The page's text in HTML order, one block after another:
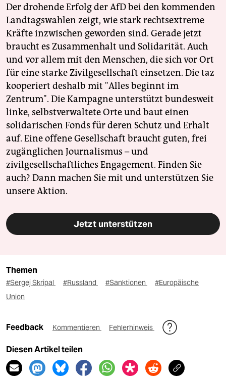
Der drohende Erfolg der AfD bei den kommenden
Landtagswahlen zeigt, wie stark rechtsextreme
Kräfte inzwischen geworden sind. Gerade jetzt
braucht es Zusammenhalt und Solidarität. Auch
und vor allem mit den Menschen, die sich vor Ort
für eine starke Zivilgesellschaft einsetzen. Die taz
kooperiert deshalb mit "Alles beginnt im
Zentrum". Die Kampagne unterstützt bundesweit
linke, selbstverwaltete Orte und baut einen
solidarischen Fonds für deren Schutz und Erhalt
auf. Eine offene Gesellschaft braucht guten, frei
zugänglichen Journalismus – und
zivilgesellschaftliches Engagement. Finden Sie
auch? Dann machen Sie mit und unterstützen Sie
unsere Aktion.
Jetzt unterstützen
Themen
#Sergej Skripal #Russland #Sanktionen
#Europäische
Union
Feedback Kommentieren Fehlerhinweis
Diesen Artikel teilen